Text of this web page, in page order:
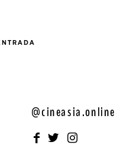
@cineasia.online